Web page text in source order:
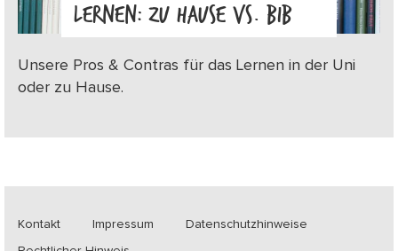
LERNEN: ZU HAUSE VS. BIB
Unsere Pros & Contras für das Lernen in der Uni
oder zu Hause.
Kontakt Impressum Datenschutzhinweise